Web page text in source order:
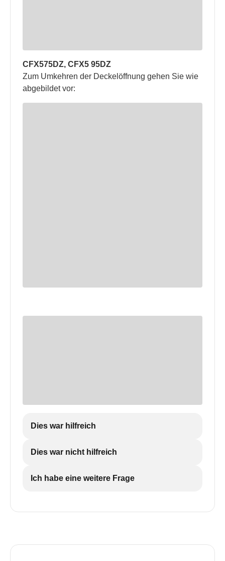
CFX575DZ, CFX5 95DZ
Zum Umkehren der Deckelöffnung gehen Sie wie
abgebildet vor:
Dies war hilfreich
Dies war nicht hilfreich
Ich habe eine weitere Frage